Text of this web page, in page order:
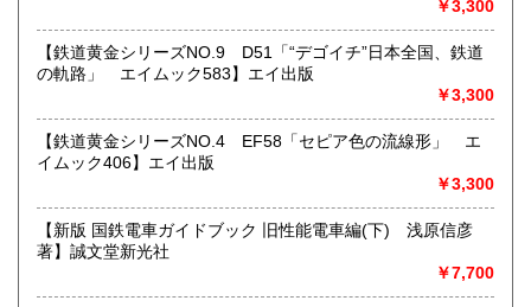
★★メールでのお問い合わせは、用件のみの場合スパムメー
ルと判断して返信いたしません。お名前もお願いいたしま
沿線名：★★電話・FAXでの在庫、状態確認及びご注文には
対応しません。お電話を頂いてもすべての方にメールでのお
営業時間：(平日)10:00-17:00
定休日：土日祝休/臨時休業有
￥3,300
【鉄道黄金シリーズNO.9 D51「“デゴイチ”日本全国、鉄道
の軌路」 エイムック583】エイ出版
￥3,300
【鉄道黄金シリーズNO.4 EF58「セピア色の流線形」 エ
イムック406】エイ出版
￥3,300
【新版 国鉄電車ガイドブック 旧性能電車編(下) 浅原信彦
著】誠文堂新光社
￥7,700